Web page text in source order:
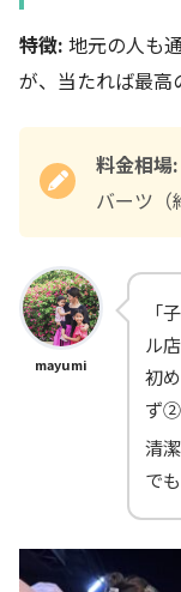
特徴: 地元の人も
が、当たれば最高
料金相場:
バーツ（
mayumi
「
ル
初
ず②
清
で